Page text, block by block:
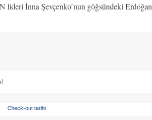
lideri İnna Şevçenko’nun göğsündeki Erdoğan
Check-out tarihi